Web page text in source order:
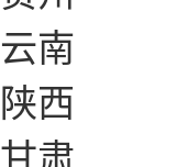
云南
陕西
甘肃